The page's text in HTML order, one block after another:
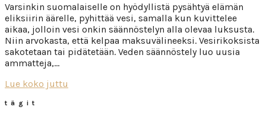
Varsinkin suomalaiselle on hyödyllistä pysähtyä elämän
eliksiirin äärelle, pyhittää vesi, samalla kun kuvittelee
aikaa, jolloin vesi onkin säännöstelyn alla olevaa luksusta.
Niin arvokasta, että kelpaa maksuvälineeksi. Vesirikoksista
sakotetaan tai pidätetään. Veden säännöstely luo uusia
ammatteja,…
Lue koko juttu
tägit